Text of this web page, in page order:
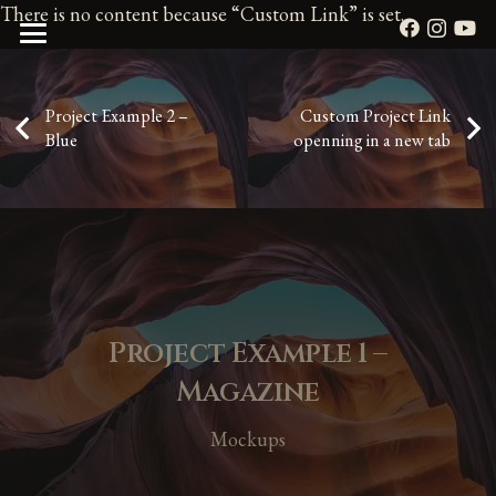
There is no content because “Custom Link” is set.
Project Example 2 –
Blue
Custom Project Link
openning in a new tab
Project Example 1 –
Magazine
Mockups